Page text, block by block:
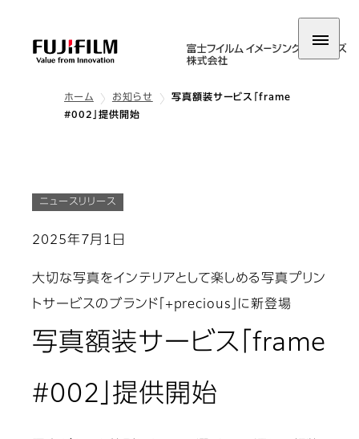
ホーム お知らせ
写真額装サービス「frame
#002」提供開始
ニュースリリース
2025年7月1日
大切な写真をインテリアとして楽しめる写真プリン
トサービスのブランド「+precious」に新登場
写真額装サービス「frame
#002」提供開始